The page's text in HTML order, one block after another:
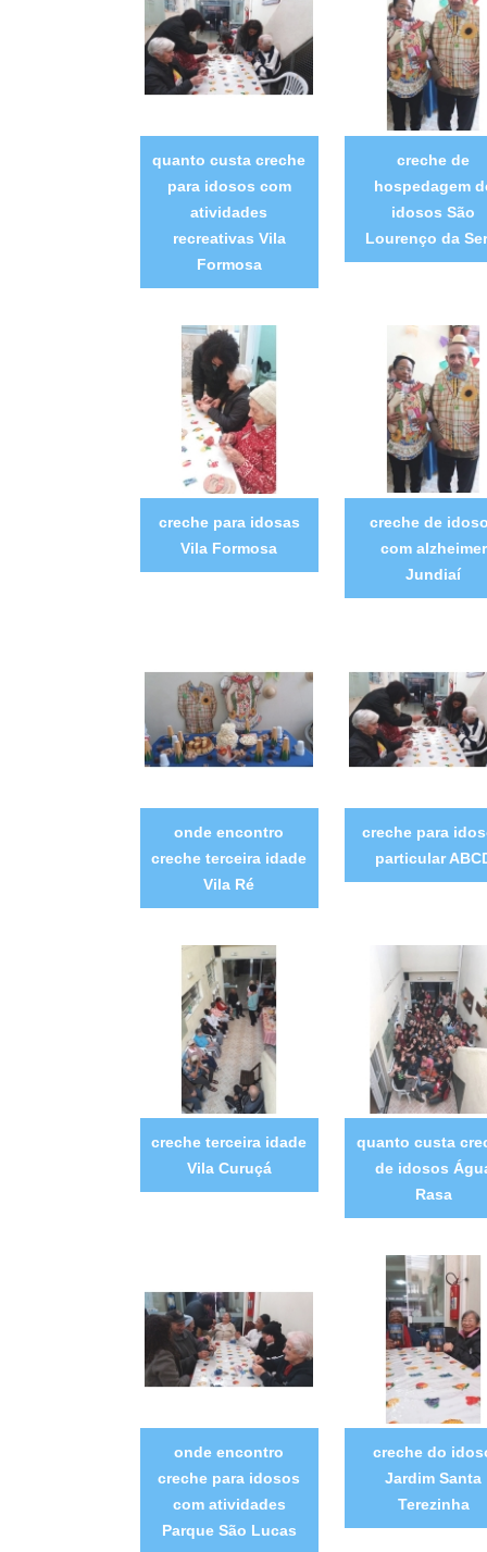
quanto custa creche
para idosos com
atividades
recreativas Vila
Formosa
creche de
hospedagem
idosos São
Lourenço da
creche para idosas
Vila Formosa
creche de
com alzheimer
Jundiaí
onde encontro
creche terceira idade
Vila Ré
creche para
particular
creche terceira idade
Vila Curuçá
quanto custa
de idosos
Rasa
onde encontro
creche para idosos
com atividades
Parque São Lucas
creche do
Jardim Santa
Terezinha